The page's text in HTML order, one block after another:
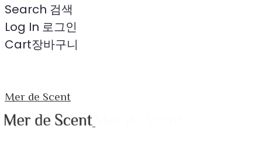
Search 검색
Log In 로그인
Cart장바구니
Mer de Scent